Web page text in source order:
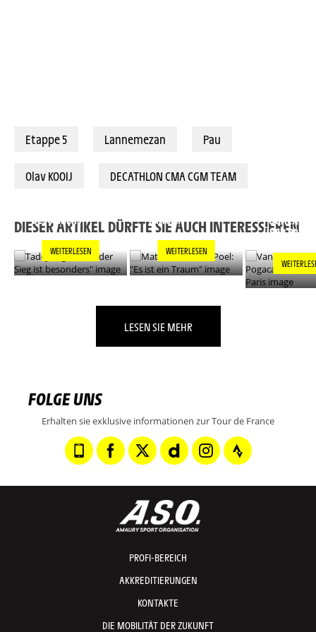
Etappe 5 Lannemezan Pau
Olav KOOIJ DECATHLON CMA CGM TEAM
DIESER ARTIKEL DÜRFTE SIE AUCH INTERESSIEREN
BESONDERS"
WEITERLESEN
TRAUM"
WEITERLESEN
POGACAR
ÜBER PARIS
LESEN SIE MEHR
FOLGE UNS
Erhalten sie exklusive informationen zur Tour de France
PROFI-BEREICH
AKKREDITIERUNGEN
KONTAKTE
DIE MOBILITÄT DER ZUKUNFT